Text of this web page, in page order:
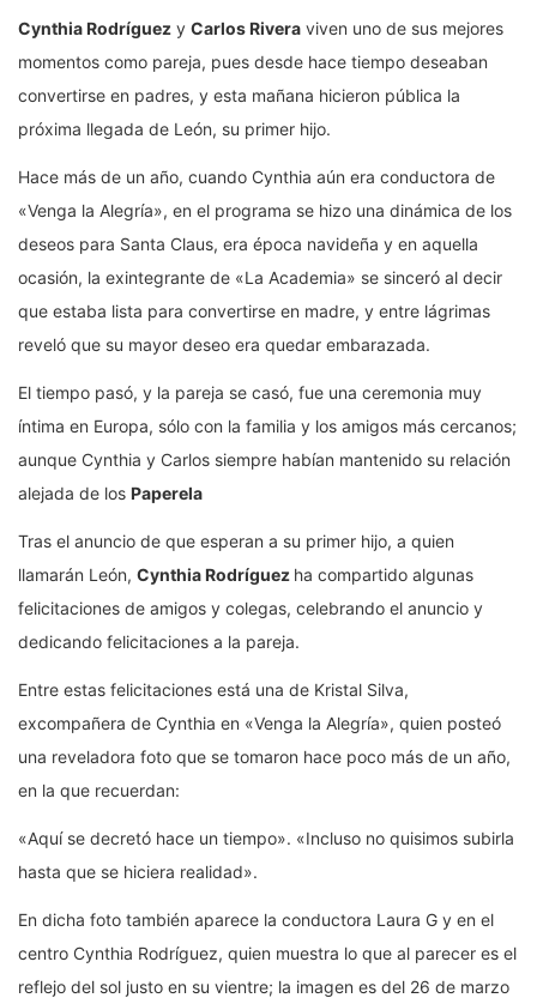
Cynthia Rodríguez y Carlos Rivera viven uno de sus mejores
momentos como pareja, pues desde hace tiempo deseaban
convertirse en padres, y esta mañana hicieron pública la
próxima llegada de León, su primer hijo.
Hace más de un año, cuando Cynthia aún era conductora de
«Venga la Alegría», en el programa se hizo una dinámica de los
deseos para Santa Claus, era época navideña y en aquella
ocasión, la exintegrante de «La Academia» se sinceró al decir
que estaba lista para convertirse en madre, y entre lágrimas
reveló que su mayor deseo era quedar embarazada.
El tiempo pasó, y la pareja se casó, fue una ceremonia muy
íntima en Europa, sólo con la familia y los amigos más cercanos;
aunque Cynthia y Carlos siempre habían mantenido su relación
alejada de los Paperela
Tras el anuncio de que esperan a su primer hijo, a quien
llamarán León, Cynthia Rodríguez ha compartido algunas
felicitaciones de amigos y colegas, celebrando el anuncio y
dedicando felicitaciones a la pareja.
Entre estas felicitaciones está una de Kristal Silva,
excompañera de Cynthia en «Venga la Alegría», quien posteó
una reveladora foto que se tomaron hace poco más de un año,
en la que recuerdan:
«Aquí se decretó hace un tiempo». «Incluso no quisimos subirla
hasta que se hiciera realidad».
En dicha foto también aparece la conductora Laura G y en el
centro Cynthia Rodríguez, quien muestra lo que al parecer es el
reflejo del sol justo en su vientre; la imagen es del 26 de marzo